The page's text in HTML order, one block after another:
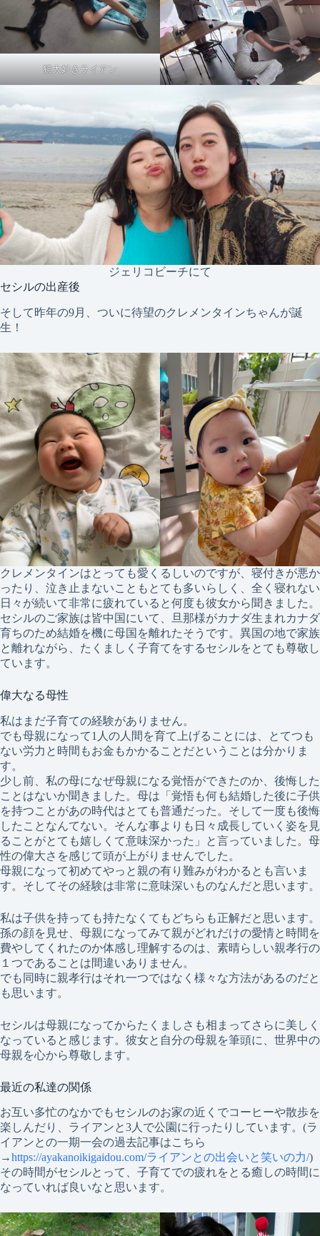
猫大好きライアン
ジェリコビーチにて
セシルの出産後
そして昨年の9月、ついに待望のクレメンタインちゃんが誕
生！
クレメンタインはとっても愛くるしいのですが、寝付きが悪か
ったり、泣き止まないこともとても多いらしく、全く寝れない
日々が続いて非常に疲れていると何度も彼女から聞きました。
セシルのご家族は皆中国にいて、旦那様がカナダ生まれカナダ
育ちのため結婚を機に母国を離れたそうです。異国の地で家族
と離れながら、たくましく子育てをするセシルをとても尊敬し
ています。
偉大なる母性
私はまだ子育ての経験がありません。
でも母親になって1人の人間を育て上げることには、とてつも
ない労力と時間もお金もかかることだということは分かりま
す。
少し前、私の母になぜ母親になる覚悟ができたのか、後悔した
ことはないか聞きました。母は「覚悟も何も結婚した後に子供
を持つことがあの時代はとても普通だった。そして一度も後悔
したことなんてない。そんな事よりも日々成長していく姿を見
ることがとても嬉しくて意味深かった」と言っていました。母
性の偉大さを感じて頭が上がりませんでした。
母親になって初めてやっと親の有り難みがわかるとも言いま
す。そしてその経験は非常に意味深いものなんだと思います。
私は子供を持っても持たなくてもどちらも正解だと思います。
孫の顔を見せ、母親になってみて親がどれだけの愛情と時間を
費やしてくれたのか体感し理解するのは、素晴らしい親孝行の
１つであることは間違いありません。
でも同時に親孝行はそれ一つではなく様々な方法があるのだと
も思います。
セシルは母親になってからたくましさも相まってさらに美しく
なっていると感じます。彼女と自分の母親を筆頭に、世界中の
母親を心から尊敬します。
最近の私達の関係
お互い多忙のなかでもセシルのお家の近くでコーヒーや散歩を
楽しんだり、ライアンと3人で公園に行ったりしています。(ラ
イアンとの一期一会の過去記事はこちら
→https://ayakanoikigaidou.com/ライアンとの出会いと笑いの力/)
その時間がセシルとって、子育てでの疲れをとる癒しの時間に
なっていれば良いなと思います。